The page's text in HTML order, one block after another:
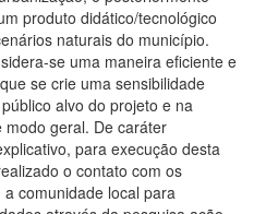
produto didático/tecnológico
naturais do município.
se uma maneira eficiente e
se crie uma sensibilidade
alvo do projeto e na
modo geral. De caráter
para execução desta
o contato com os
comunidade local para